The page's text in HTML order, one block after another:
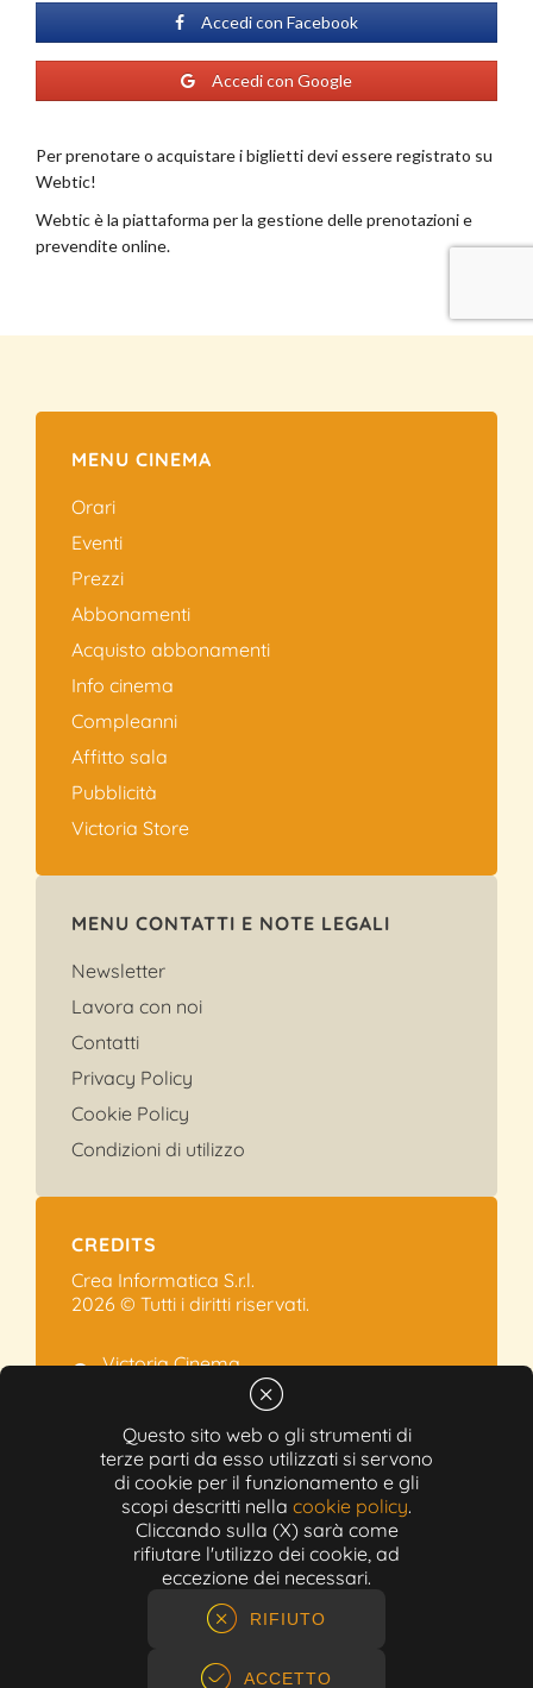
Questo sito web o gli strumenti di
terze parti da esso utilizzati si servono
di cookie per il funzionamento e gli
scopi descritti nella cookie policy.
Cliccando sulla (X) sarà come
rifiutare l'utilizzo dei cookie, ad
eccezione dei necessari.
RIFIUTO
ACCETTO
MENU CINEMA
Orari
Eventi
Prezzi
Abbonamenti
Acquisto abbonamenti
Info cinema
Compleanni
Affitto sala
Pubblicità
Victoria Store
MENU CONTATTI E NOTE LEGALI
Newsletter
Lavora con noi
Contatti
Privacy Policy
Cookie Policy
Condizioni di utilizzo
CREDITS
Crea Informatica S.r.l.
2026 © Tutti i diritti riservati.
Victoria Cinema
Via Ramelli, 101 - Modena
+39 059.454622
info@victoriacinema.it
Partita IVA: 02603471208
N-REA: 452611
Capitale sociale: 300.000,00€